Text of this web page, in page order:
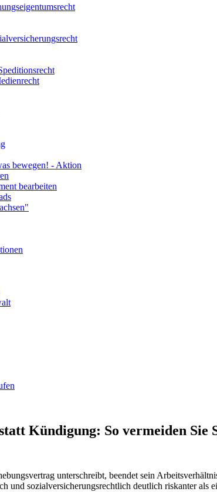
bewegen! - Aktion
bearbeiten
Kündigung: So vermeiden
unterschreibt, beendet sein
und sozialversicherungsrechtlich deutlich riskanter als